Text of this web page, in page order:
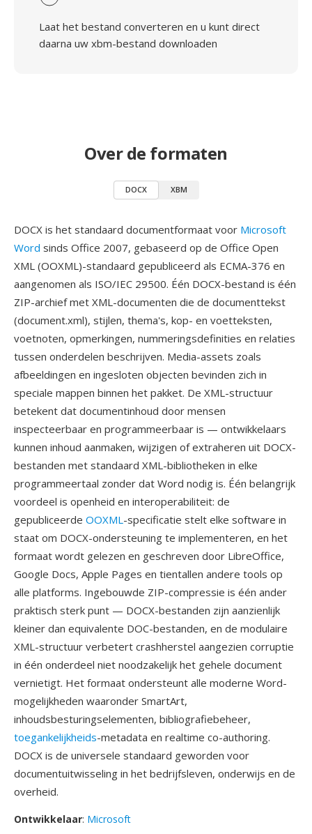
Laat het bestand converteren en u kunt direct
daarna uw xbm-bestand downloaden
Over de formaten
DOCX XBM
DOCX is het standaard documentformaat voor Microsoft
Word sinds Office 2007, gebaseerd op de Office Open
XML (OOXML)-standaard gepubliceerd als ECMA-376 en
aangenomen als ISO/IEC 29500. Één DOCX-bestand is één
ZIP-archief met XML-documenten die de documenttekst
(document.xml), stijlen, thema's, kop- en voetteksten,
voetnoten, opmerkingen, nummeringsdefinities en relaties
tussen onderdelen beschrijven. Media-assets zoals
afbeeldingen en ingesloten objecten bevinden zich in
speciale mappen binnen het pakket. De XML-structuur
betekent dat documentinhoud door mensen
inspecteerbaar en programmeerbaar is — ontwikkelaars
kunnen inhoud aanmaken, wijzigen of extraheren uit DOCX-
bestanden met standaard XML-bibliotheken in elke
programmeertaal zonder dat Word nodig is. Één belangrijk
voordeel is openheid en interoperabiliteit: de
gepubliceerde OOXML-specificatie stelt elke software in
staat om DOCX-ondersteuning te implementeren, en het
formaat wordt gelezen en geschreven door LibreOffice,
Google Docs, Apple Pages en tientallen andere tools op
alle platforms. Ingebouwde ZIP-compressie is één ander
praktisch sterk punt — DOCX-bestanden zijn aanzienlijk
kleiner dan equivalente DOC-bestanden, en de modulaire
XML-structuur verbetert crashherstel aangezien corruptie
in één onderdeel niet noodzakelijk het gehele document
vernietigt. Het formaat ondersteunt alle moderne Word-
mogelijkheden waaronder SmartArt,
inhoudsbesturingselementen, bibliografiebeheer,
toegankelijkheids-metadata en realtime co-authoring.
DOCX is de universele standaard geworden voor
documentuitwisseling in het bedrijfsleven, onderwijs en de
overheid.
Ontwikkelaar: Microsoft